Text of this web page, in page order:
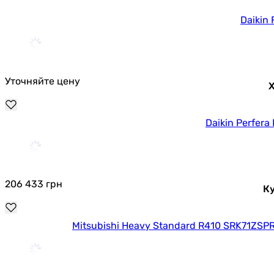
Daikin
Уточняйте цену
Daikin Perfera
206 433 грн
Mitsubishi Heavy Standard R410